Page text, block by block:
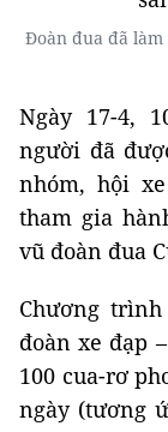
Đoàn đua đã làm
Ngày 17-4,
người đã
nhóm, hội
tham gia
vũ đoàn đua
Chương
đoàn xe đạp
100 cua-rơ
ngày (tương